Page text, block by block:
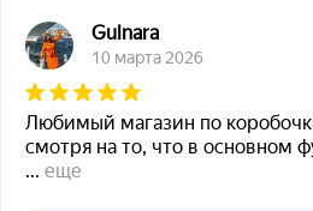
Gulnara
10 марта 2026
Любимый магазин по
смотря на то, что в основном
... еще